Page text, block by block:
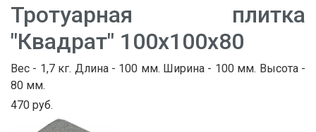
Тротуарная плитка
"Квадрат" 100х100х80
Вес - 1,7 кг. Длина - 100 мм. Ширина - 100 мм. Высота -
80 мм.
470 руб.